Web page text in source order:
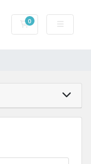
0Carrito